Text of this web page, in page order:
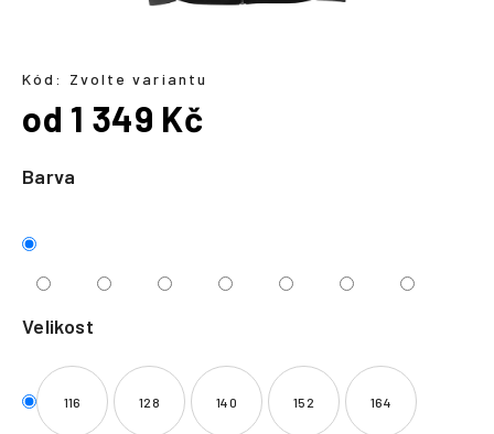
Barva
Velikost
116 128 140 152 164
Kód: Zvolte variantu
od 1 349 Kč
cena:
í
t
?